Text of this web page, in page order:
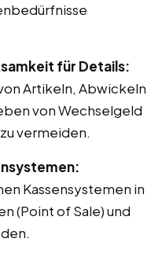
für Details:
Artikeln, Abwickeln
von Wechselgeld
vermeiden.
Kassensystemen in
(Point of Sale) und